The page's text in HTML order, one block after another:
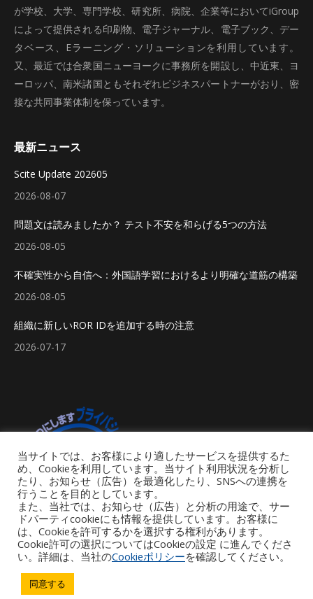
が学校、大学、専門学校、研究所、病院、企業等においてiGroup
によって提供される印刷物、電子ジャーナル、電子ブック、デー
タベース、Eラーニング・ソリューションを利用しています。
又、最近では合衆国ニューヨークに事務所を開設し、中近東、ヨ
ーロッパ、南米諸国ともそれぞれビジネスパートナーがおり、密
接な共同事業体制を保っています。
最新ニュース
Scite Update 202605
2026-08-07
問題文は読みましたか？ テスト不安を和らげる5つの方法
2026-08-05
不確実性から自信へ：外国語学習におけるより明確な道筋の構築
2026-08-05
組織に新しいROR IDを追加する時の注意
2026-07-17
Copyright © 2026 iGroup Japan. All rights reserved. Powered by iGroup
当サイトでは、お客様により適したサービスを提供するた
め、Cookieを利用しています。当サイト利用状況を分析し
たり、お知らせ（広告）を最適化したり、SNSへの連携を
行うことを目的としています。
また、当社では、お知らせ（広告）と分析の用途で、サー
ドパーティcookieにも情報を提供しています。お客様に
は、Cookieを許可するかを選択する権利があります。
Cookie許可の選択についてはCookieの設定 に進んでくださ
い。詳細は、当社のCookieポリシーを確認してください。
同意する